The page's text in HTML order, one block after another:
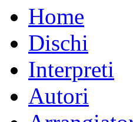
Home
Dischi
Interpreti
Autori